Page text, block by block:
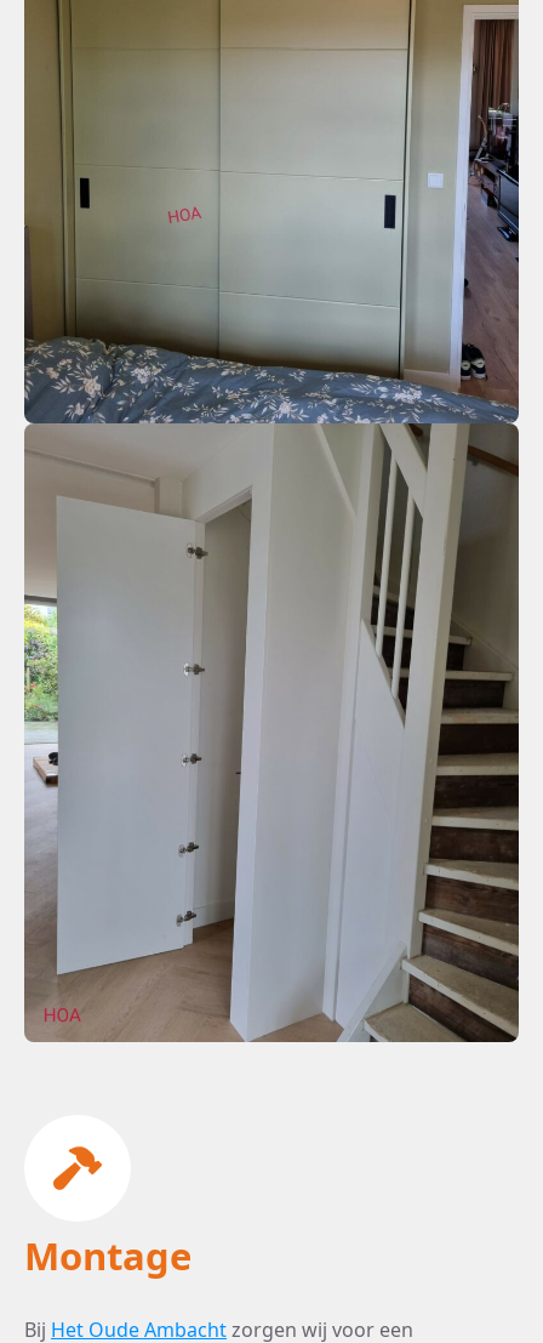
Montage
Bij Het Oude Ambachtzorgen wij voor een